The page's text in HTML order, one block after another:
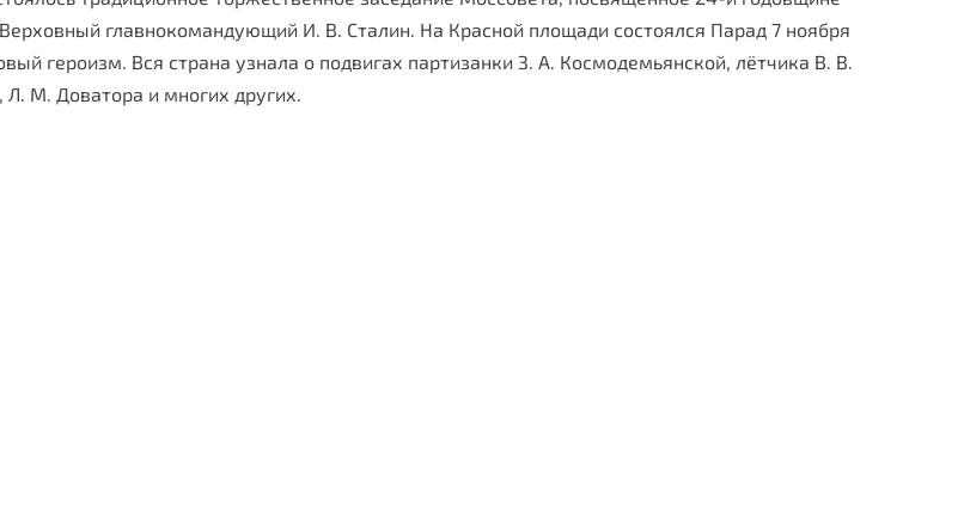
главнокомандующий И. В. Сталин. На Красной площади состоялся Парад 7 ноября
героизм. Вся страна узнала о подвигах партизанки З. А. Космодемьянской, лётчика В. В.
М. Доватора и многих других.